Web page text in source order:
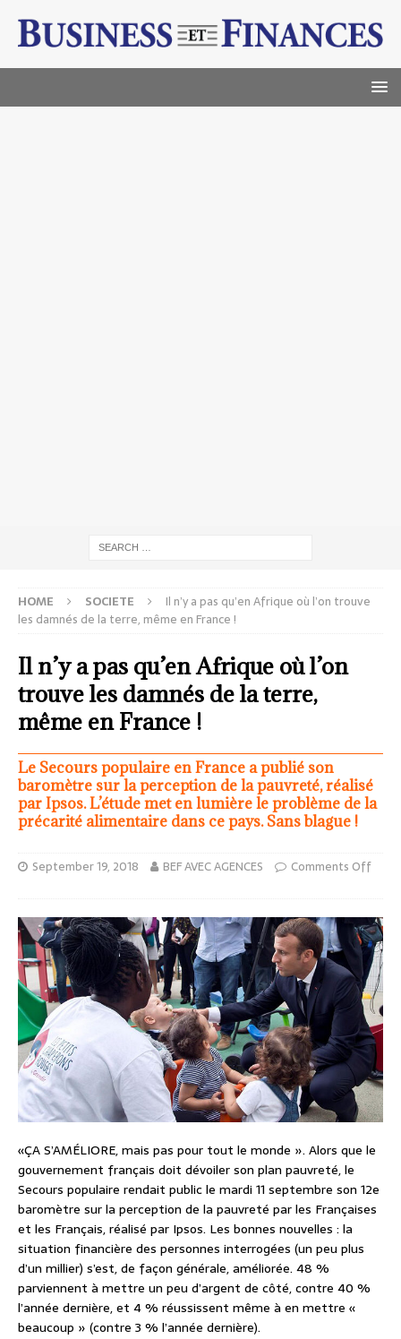
HOME SOCIETE
Il n’y a pas qu’en Afrique où l’on trouve
les damnés de la terre, même en France !
Il n’y a pas qu’en Afrique où l’on
trouve les damnés de la terre,
même en France !
Le Secours populaire en France a publié son
baromètre sur la perception de la pauvreté, réalisé
par Ipsos. L’étude met en lumière le problème de la
précarité alimentaire dans ce pays. Sans blague !
September 19, 2018 BEF AVEC AGENCES Comments Off
«ÇA S’AMÉLIORE, mais pas pour tout le monde ». Alors que le
gouvernement français doit dévoiler son plan pauvreté, le
Secours populaire rendait public le mardi 11 septembre son 12e
baromètre sur la perception de la pauvreté par les Françaises
et les Français, réalisé par Ipsos. Les bonnes nouvelles : la
situation financière des personnes interrogées (un peu plus
d’un millier) s’est, de façon générale, améliorée. 48 %
parviennent à mettre un peu d’argent de côté, contre 40 %
l’année dernière, et 4 % réussissent même à en mettre «
beaucoup » (contre 3 % l’année dernière).